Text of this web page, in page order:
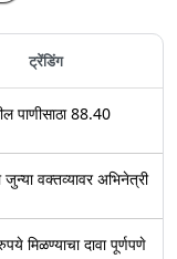
ट्रेंडिंग
पाणीसाठा 88.40
वक्तव्यावर अभिनेत्री
मिळण्याचा दावा पूर्णपणे